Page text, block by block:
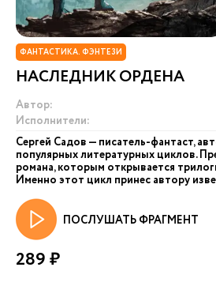
ФАНТАСТИКА. ФЭНТЕЗИ
НАСЛЕДНИК ОРДЕНА
Автор:
Исполнители:
Сергей Садов — писатель-фантаст,
популярных литературных циклов.
романа, которым открывается
Именно этот цикл принес автору
ПОСЛУШАТЬ ФРАГМЕНТ
289 ₽